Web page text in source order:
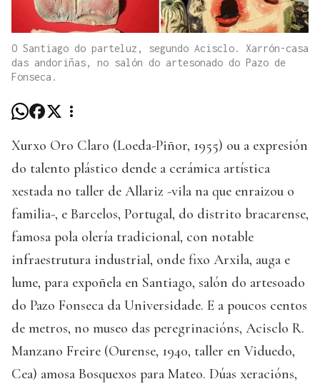
O Santiago do parteluz, segundo Acisclo. Xarrón-casa
das andoriñas, no salón do artesonado do Pazo de
Fonseca.
Xurxo Oro Claro (Loeda-Piñor, 1955) ou a expresión
do talento plástico dende a cerámica artística
xestada no taller de Allariz -vila na que enraizou o
familia-, e Barcelos, Portugal, do distrito bracarense,
famosa pola olería tradicional, con notable
infraestrutura industrial, onde fixo Arxila, auga e
lume, para expoñela en Santiago, salón do artesoado
do Pazo Fonseca da Universidade. E a poucos centos
de metros, no museo das peregrinacións, Acisclo R.
Manzano Freire (Ourense, 1940, taller en Viduedo,
Cea) amosa Bosquexos para Mateo. Dúas xeracións,